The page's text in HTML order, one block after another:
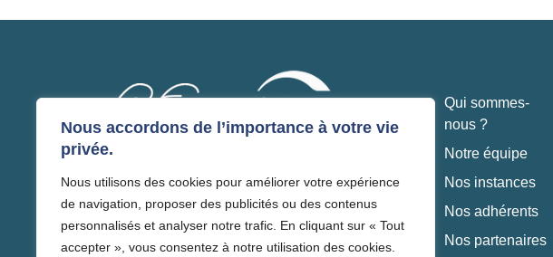
Nous accordons de l’importance à votre vie
privée.
Nous utilisons des cookies pour améliorer votre expérience
de navigation, proposer des publicités ou des contenus
personnalisés et analyser notre trafic. En cliquant sur « Tout
accepter », vous consentez à notre utilisation des cookies.
Routes de France
9, rue de Berri - 75008 Paris
1er syndicat de spécialité de la FNTP
Qui sommes-
nous ?
Notre équipe
Nos instances
Nos adhérents
Nos partenaires